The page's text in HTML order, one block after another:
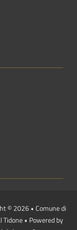
© 2026 • Comune di
Tidone • Powered by